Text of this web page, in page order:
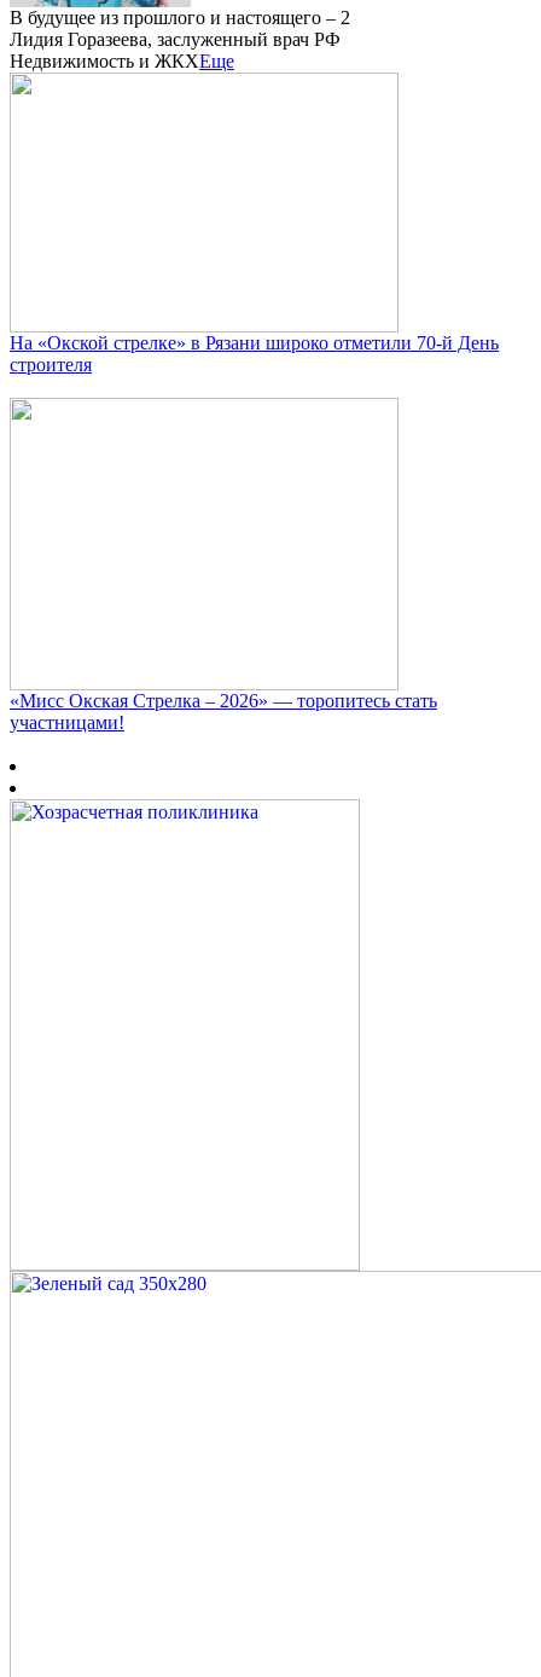
В будущее из прошлого и настоящего – 2
Лидия Горазеева, заслуженный врач РФ
Недвижимость и ЖКХЕще
На «Окской стрелке» в Рязани широко отметили 70-й День
строителя
«Мисс Окская Стрелка – 2026» — торопитесь стать
участницами!